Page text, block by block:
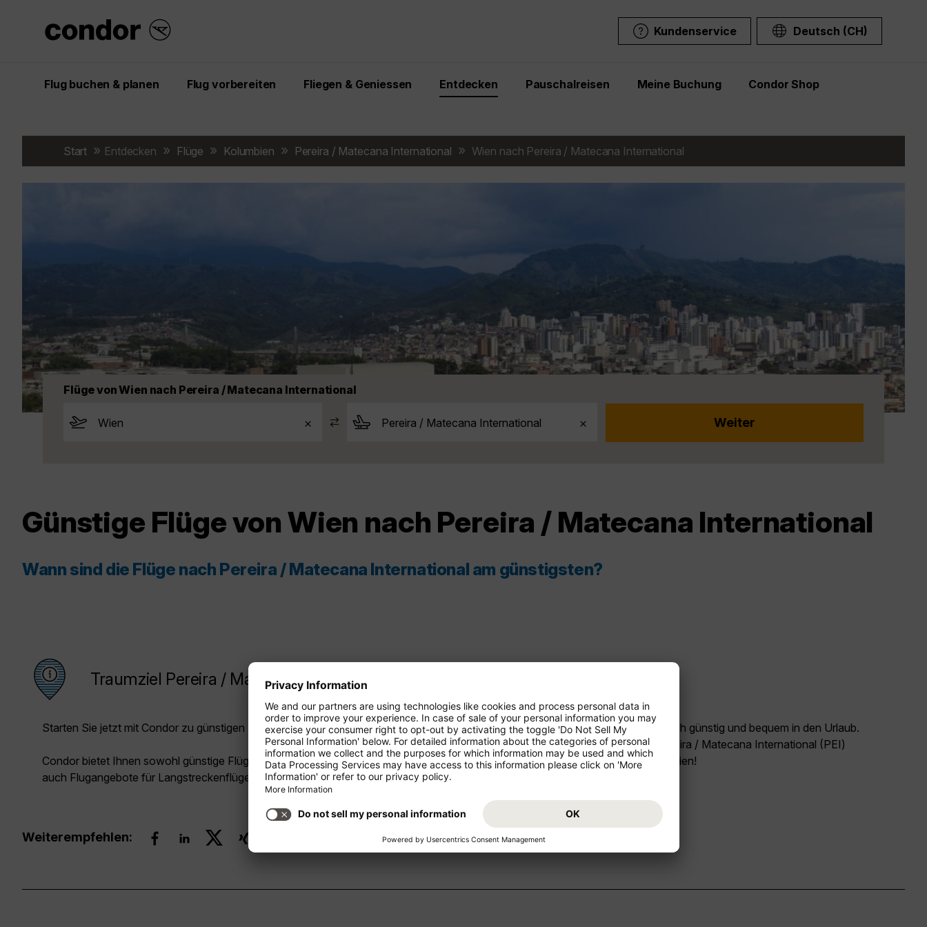
Kundenservice Deutsch (CH)
Flug buchen & planen Flug vorbereiten Fliegen & Geniessen Entdecken Pauschalreisen Meine Buchung Condor Shop
Start Entdecken Flüge Kolumbien Pereira / Matecana International Wien nach Pereira / Matecana International
Flüge von Wien nach Pereira / Matecana International
Günstige Flüge von Wien nach Pereira / Matecana International
Wann sind die Flüge nach Pereira / Matecana International am günstigsten?
Traumziel Pereira / Matecana International
Starten Sie jetzt mit Condor zu günstigen Preisen in Ihren Urlaub!
Condor bietet Ihnen sowohl günstige Flüge für die Kurz- und Mittelstrecke als
auch Flugangebote für Langstreckenflüge.
Starten Sie von Ihrem Abflugsland Österreich günstig und bequem in den Urlaub.
Buchen Sie jetzt den Flug Wien (VIE) - Pereira / Matecana International (PEI)
und freuen Sie sich auf Ihr Reiseziel Kolumbien!
Weiterempfehlen: